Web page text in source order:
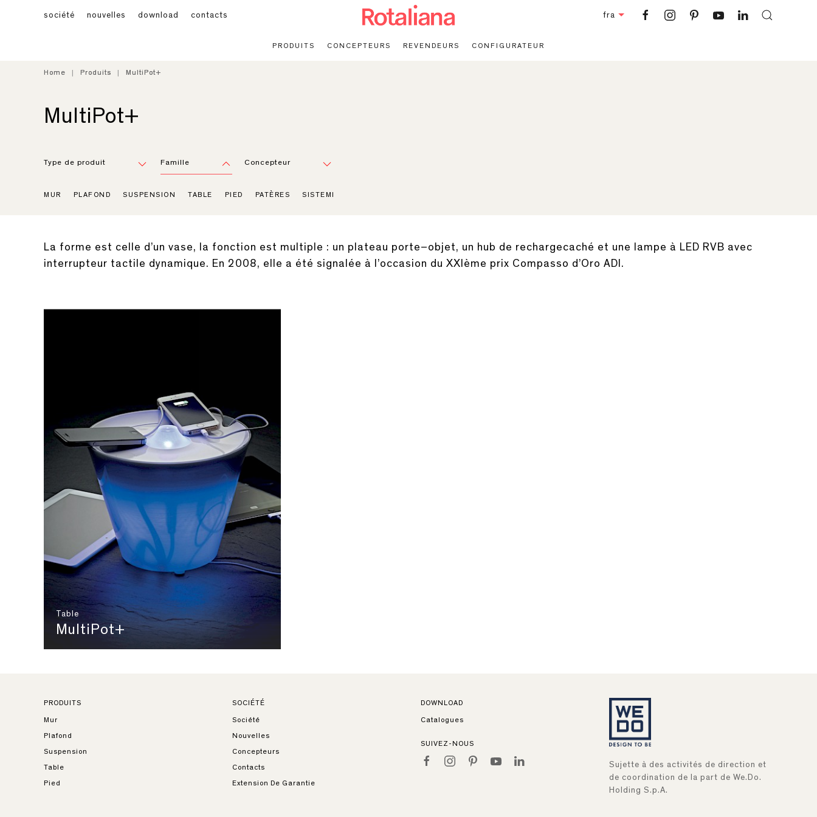
société nouvelles download contacts fra
PRODUITS CONCEPTEURS REVENDEURS CONFIGURATEUR
Home Produits MultiPot+
Home Produits MultiPot+
MultiPot+
Type de produit Famille Concepteur
MUR PLAFOND SUSPENSION TABLE PIED PATÈRES SISTEMI
La forme est celle d’un vase, la fonction est multiple : un plateau porte–objet, un hub de rechargecaché et une lampe à LED RVB avec
interrupteur tactile dynamique. En 2008, elle a été signalée à l’occasion du XXIème prix Compasso d’Oro ADI.
Table
MultiPot+
PRODUITS
Mur
Plafond
Suspension
Table
Pied
SOCIÉTÉ
Société
Nouvelles
Concepteurs
Contacts
Extension De Garantie
DOWNLOAD
Catalogues
SUIVEZ-NOUS
Sujette à des activités de direction et
de coordination de la part de We.Do.
Holding S.p.A.